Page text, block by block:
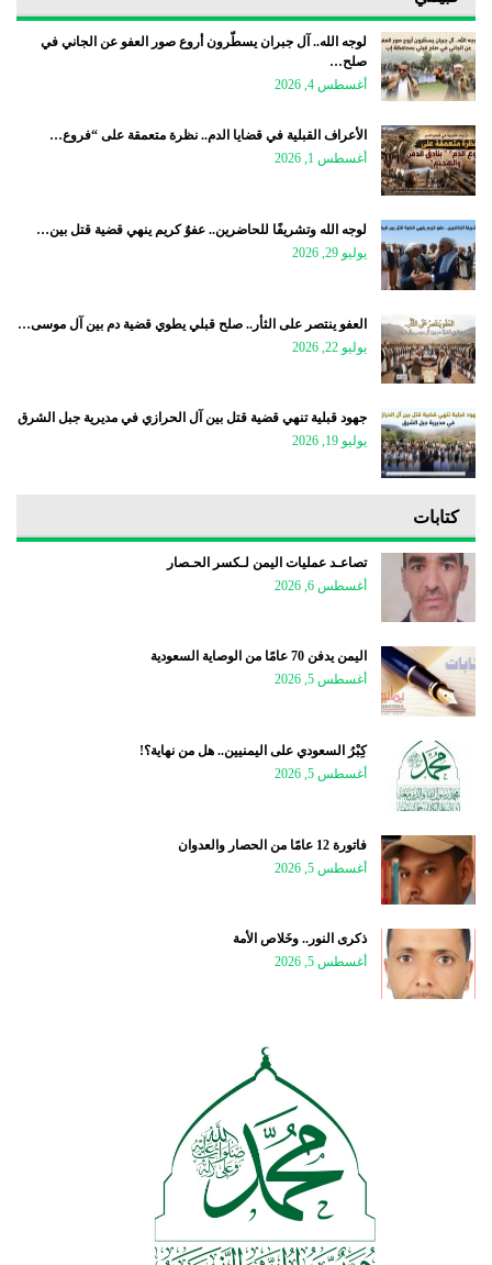
لوجه الله.. آل جبران يسطّرون أروع صور العفو عن الجاني في
صلح…
أغسطس 4, 2026
الأعراف القبلية في قضايا الدم.. نظرة متعمقة على “فروع…
أغسطس 1, 2026
لوجه الله وتشريفًا للحاضرين.. عفوٌ كريم ينهي قضية قتل بين…
يوليو 29, 2026
العفو ينتصر على الثأر.. صلح قبلي يطوي قضية دم بين آل موسى…
يوليو 22, 2026
جهود قبلية تنهي قضية قتل بين آل الحرازي في مديرية جبل الشرق
يوليو 19, 2026
كتابات
تصاعـد عمليات اليمن لـكسر الحـصار
أغسطس 6, 2026
اليمن يدفن 70 عامًا من الوصاية السعودية
أغسطس 5, 2026
كِبْرُ السعودي على اليمنيين.. هل من نهاية؟!
أغسطس 5, 2026
فاتورة 12 عامًا من الحصار والعدوان
أغسطس 5, 2026
ذكرى النور.. وخَلاص الأمة
أغسطس 5, 2026